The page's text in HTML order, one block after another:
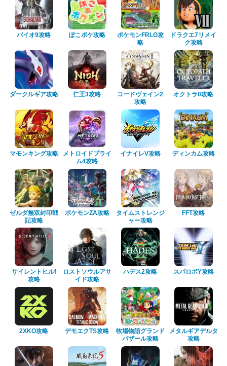
バイオ9攻略 ぽこポケ攻略
ポケモンFRLG攻
略
ドラクエ7リメイ
ク攻略
ダークルギア攻略 仁王3攻略
コードヴェイン2
攻略
オクトラ0攻略
マモンキング攻略
メトロイドプライ
ム4攻略
イナイレV攻略 ディンカム攻略
ゼルダ無双封印戦
記攻略
ポケモンZA攻略
タイムストレンジ
ャー攻略
FFT攻略
サイレントヒルf
攻略
ロストソウルアサ
イド攻略
ハデス2攻略 スパロボY攻略
2XKO攻略 デモエクTS攻略
牧場物語グランド
バザール攻略
メタルギアデルタ
攻略